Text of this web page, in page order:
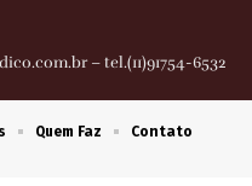
– tel.(11)91754-6532
Quem Faz Contato